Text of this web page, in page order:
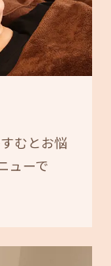
むとお悩
ューで